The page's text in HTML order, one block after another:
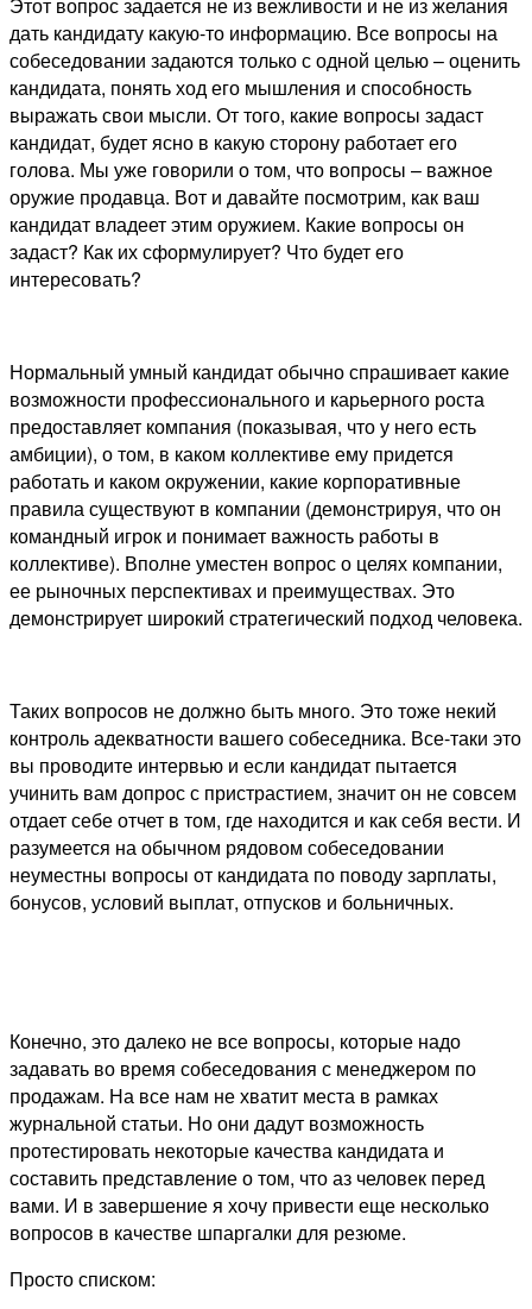
дать кандидату какую-то информацию. Все вопросы на
собеседовании задаются только с одной целью – оценить
кандидата, понять ход его мышления и способность
выражать свои мысли. От того, какие вопросы задаст
кандидат, будет ясно в какую сторону работает его
голова. Мы уже говорили о том, что вопросы – важное
оружие продавца. Вот и давайте посмотрим, как ваш
кандидат владеет этим оружием. Какие вопросы он
задаст? Как их сформулирует? Что будет его
интересовать?
Нормальный умный кандидат обычно спрашивает какие
возможности профессионального и карьерного роста
предоставляет компания (показывая, что у него есть
амбиции), о том, в каком коллективе ему придется
работать и каком окружении, какие корпоративные
правила существуют в компании (демонстрируя, что он
командный игрок и понимает важность работы в
коллективе). Вполне уместен вопрос о целях компании,
ее рыночных перспективах и преимуществах. Это
демонстрирует широкий стратегический подход человека.
Таких вопросов не должно быть много. Это тоже некий
контроль адекватности вашего собеседника. Все-таки это
вы проводите интервью и если кандидат пытается
учинить вам допрос с пристрастием, значит он не совсем
отдает себе отчет в том, где находится и как себя вести. И
разумеется на обычном рядовом собеседовании
неуместны вопросы от кандидата по поводу зарплаты,
бонусов, условий выплат, отпусков и больничных.
Конечно, это далеко не все вопросы, которые надо
задавать во время собеседования с менеджером по
продажам. На все нам не хватит места в рамках
журнальной статьи. Но они дадут возможность
протестировать некоторые качества кандидата и
составить представление о том, что аз человек перед
вами. И в завершение я хочу привести еще несколько
вопросов в качестве шпаргалки для резюме.
Просто списком: